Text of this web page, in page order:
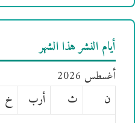
أيام النشر هذا الشهر
أغسطس 2026
ن
ث أرب خ